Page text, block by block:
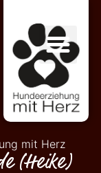
mit Herz
(Heike)